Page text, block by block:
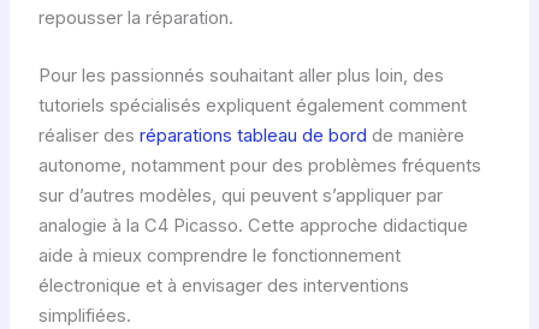
repousser la réparation.
Pour les passionnés souhaitant aller plus loin, des
tutoriels spécialisés expliquent également comment
réaliser des réparations tableau de bord de manière
autonome, notamment pour des problèmes fréquents
sur d’autres modèles, qui peuvent s’appliquer par
analogie à la C4 Picasso. Cette approche didactique
aide à mieux comprendre le fonctionnement
électronique et à envisager des interventions
simplifiées.